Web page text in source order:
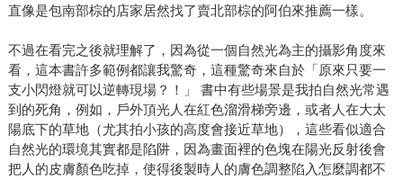
直像是包南部棕的店家居然找了賣北部棕的阿伯來推薦一樣。
不過在看完之後就理解了，因為從一個自然光為主的攝影角度來
看，這本書許多範例都讓我驚奇，這種驚奇來自於「原來只要一
支小閃燈就可以逆轉現場？！」 書中有些場景是我拍自然光常遇
到的死角，例如，戶外頂光人在紅色溜滑梯旁邊，或者人在大太
陽底下的草地（尤其拍小孩的高度會接近草地），這些看似適合
自然光的環境其實都是陷阱，因為畫面裡的色塊在陽光反射後會
把人的皮膚顏色吃掉，使得後製時人的膚色調整陷入怎麼調都不